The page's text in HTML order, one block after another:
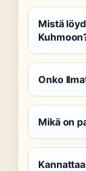
Mistä
Onko
Mikä on